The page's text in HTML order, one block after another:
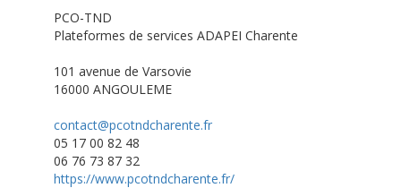
PCO-TND
Plateformes de services ADAPEI Charente
101 avenue de Varsovie
16000 ANGOULEME
contact@pcotndcharente.fr
05 17 00 82 48
06 76 73 87 32
https://www.pcotndcharente.fr/